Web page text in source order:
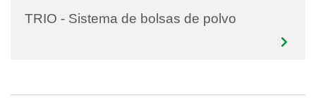
TRIO - Sistema de bolsas de polvo